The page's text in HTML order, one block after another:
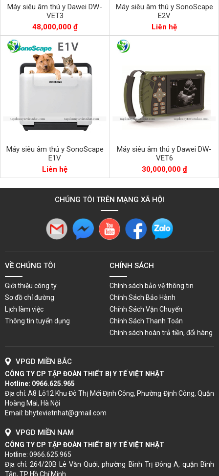
Máy siêu âm thú y Dawei DW-
VET3
48,000,000 ₫
Máy siêu âm thú y SonoScape
E2V
Liên hệ
Máy siêu âm thú y SonoScape
E1V
Liên hệ
Máy siêu âm thú y Dawei DW-
VET6
30,000,000 ₫
CHÚNG TÔI TRÊN MẠNG XÃ HỘI
VỀ CHÚNG TÔI
Giới thiệu công ty
Sơ đồ chỉ đường
Lịch làm việc
Thông tin tuyển dụng
CHÍNH SÁCH
Chính sách bảo vệ thông tin
Chính Sách Bảo Hành
Chính Sách Vận Chuyển
Chính Sách Thanh Toán
Chính sách hoàn trả tiền, đổi hàng
VPGD MIỀN BẮC
CÔNG TY CP TẬP ĐOÀN THIẾT BỊ Y TẾ VIỆT NHẬT
Hotline: 0966.625.965
Địa chỉ: A8 Lô12 Khu Đô Thị Mới Định Công, Phường Định Công, Quận
Hoàng Mai, Hà Nội
Email: bhytevietnhat@gmail.com
VPGD MIỀN NAM
CÔNG TY CP TẬP ĐOÀN THIẾT BỊ Y TẾ VIỆT NHẬT
Hotline: 0966.625.965
Địa chỉ: 264/20B Lê Văn Quới, phường Bình Trị Đông A, quận Bình
Tân, TP Hồ Chí Minh